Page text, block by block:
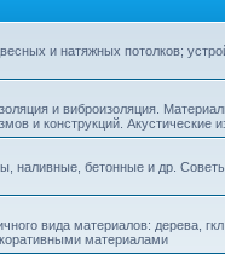
и натяжных потолков;
и виброизоляция.
и конструкций. Акустические
наливные, бетонные и др.
вида материалов: дерева,
материалами